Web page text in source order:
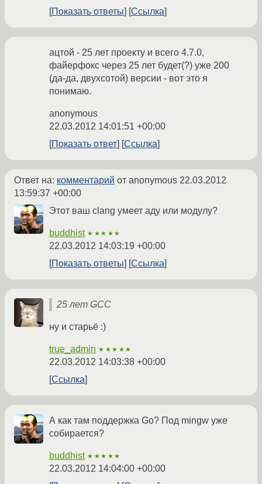
Показать ответы
Ссылка
ацтой - 25 лет проекту и всего 4.7.0,
файерфокс через 25 лет будет(?) уже 200
(да-да, двухсотой) версии - вот это я
понимаю.
anonymous
22.03.2012 14:01:51 +00:00
Показать ответ
Ссылка
Ответ на: комментарий от anonymous 22.03.2012
13:59:37 +00:00
Этот ваш clang умеет аду или модулу?
buddhist ★★★★★
22.03.2012 14:03:19 +00:00
Показать ответы
Ссылка
25 лет GCC
ну и старьё :)
true_admin ★★★★★
22.03.2012 14:03:38 +00:00
Ссылка
А как там поддержка Go? Под mingw уже
собирается?
buddhist ★★★★★
22.03.2012 14:04:00 +00:00